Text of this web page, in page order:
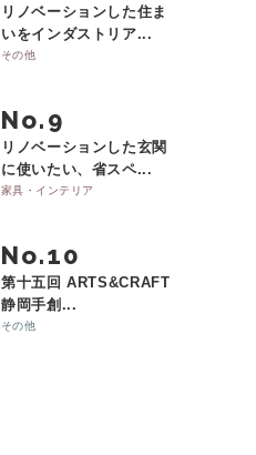
リノベーションした住ま
いをインダストリア...
その他
No.
リノベーションした玄関
に使いたい、省スペ...
家具・インテリア
No.
第十五回 ARTS&CRAFT
静岡手創...
その他